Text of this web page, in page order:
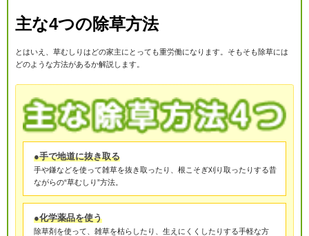
主な4つの除草方法
とはいえ、草むしりはどの家主にとっても重労働になります。そもそも除草には
どのような方法があるか解説します。
●手で地道に抜き取る
手や鎌などを使って雑草を抜き取ったり、根こそぎ刈り取ったりする昔
ながらの“草むしり”方法。
●化学薬品を使う
除草剤を使って、雑草を枯らしたり、生えにくくしたりする手軽な方